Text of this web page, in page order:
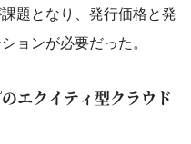
題となり、発行価格と発
ョンが必要だった。
エクイティ型クラウド